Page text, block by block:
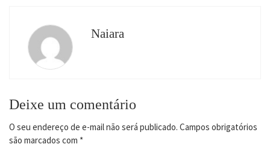
Naiara
Deixe um comentário
O seu endereço de e-mail não será publicado. Campos obrigatórios
são marcados com *